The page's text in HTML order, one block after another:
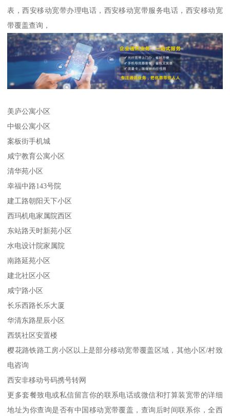
表，西安移动宽带办理电话，西安移动宽带服务电话，西安移动宽
带覆盖查询，
美庐公寓小区
中银公寓小区
案板街手机城
咸宁教育公寓小区
清华苑小区
幸福中路143号院
建工路朝阳天下小区
西玛机电家属院西区
东站路天时新苑小区
水电设计院家属院
南路延苑小区
建北社区小区
咸宁路小区
长乐西路长乐大厦
华清东路星辰小区
西筑社区安置楼
樱花路铁路工房小区以上是部分移动宽带覆盖区域，其他小区/村致
电咨询
西安非移动号码携号转网
更多套餐致电或私信留言你的联系电话或微信和打算装宽带的详细
地址为你查询是否有中国移动宽带覆盖，查询后时间联系你，全西